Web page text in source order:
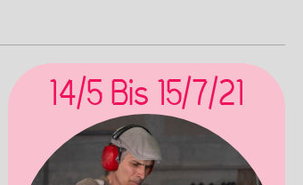
14/5 Bis 15/7/21